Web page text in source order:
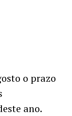
o prazo
ano.